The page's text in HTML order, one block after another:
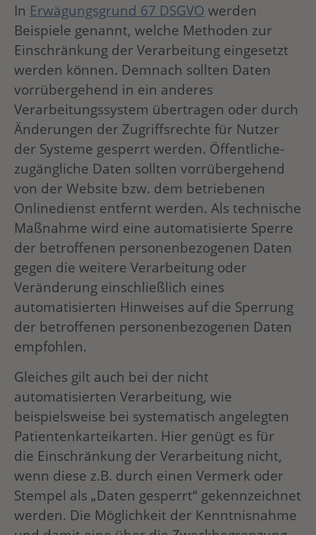
In Erwägungsgrund 67 DSGVO werden
Beispiele genannt, welche Methoden zur
Einschränkung der Verarbeitung eingesetzt
werden können. Demnach sollten Daten
vorrübergehend in ein anderes
Verarbeitungssystem übertragen oder durch
Änderungen der Zugriffsrechte für Nutzer
der Systeme gesperrt werden. Öffentliche-
zugängliche Daten sollten vorrübergehend
von der Website bzw. dem betriebenen
Onlinedienst entfernt werden. Als technische
Maßnahme wird eine automatisierte Sperre
der betroffenen personenbezogenen Daten
gegen die weitere Verarbeitung oder
Veränderung einschließlich eines
automatisierten Hinweises auf die Sperrung
der betroffenen personenbezogenen Daten
empfohlen.
Gleiches gilt auch bei der nicht
automatisierten Verarbeitung, wie
beispielsweise bei systematisch angelegten
Patientenkarteikarten. Hier genügt es für
die Einschränkung der Verarbeitung nicht,
wenn diese z.B. durch einen Vermerk oder
Stempel als „Daten gesperrt“ gekennzeichnet
werden. Die Möglichkeit der Kenntnisnahme